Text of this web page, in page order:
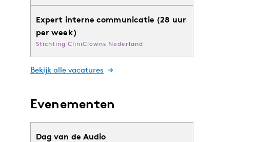
Expert interne communicatie (28 uur
per week)
Stichting CliniClowns Nederland
Bekijk alle vacatures
Evenementen
Dag van de Audio